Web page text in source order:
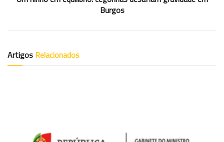
Burgos
Artigos Relacionados